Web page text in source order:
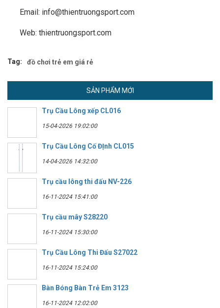
Email: info@thientruongsport.com
Web: thientruongsport.com
Tag: đồ chơi trẻ em giá rẻ
SẢN PHẨM MỚI
Trụ Cầu Lông xếp CL016
15-04-2026 19:02:00
Trụ Cầu Lông Cố ĐỊnh CL015
14-04-2026 14:32:00
Trụ cầu lông thi đấu NV-226
16-11-2024 15:41:00
Trụ cầu mây S28220
16-11-2024 15:30:00
Trụ Cầu Lông Thi Đấu S27022
16-11-2024 15:24:00
Bàn Bóng Bàn Trẻ Em 3123
16-11-2024 12:02:00